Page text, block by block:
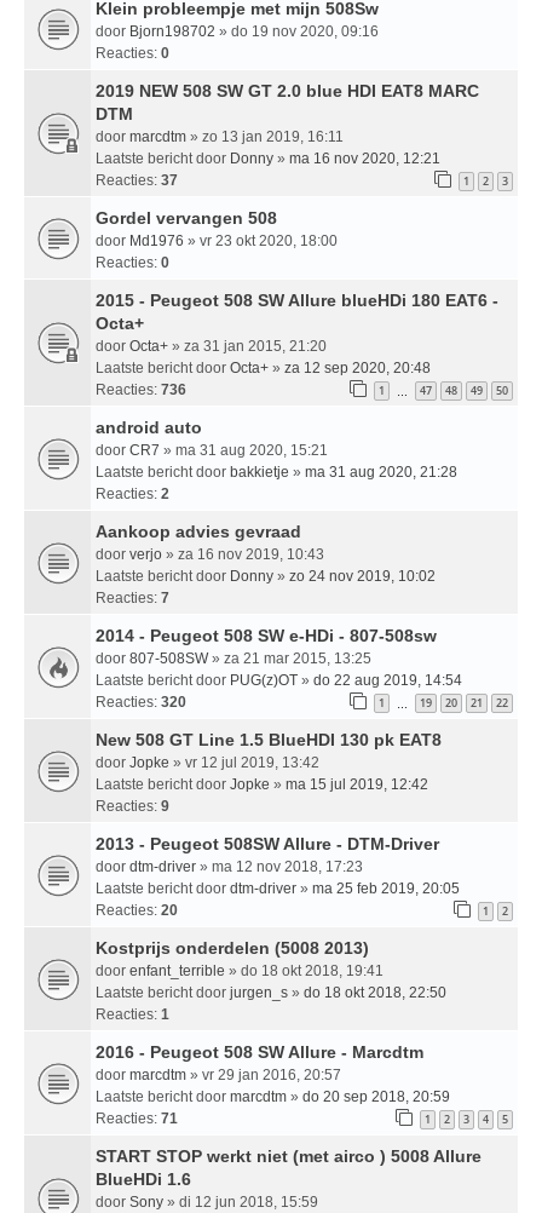
Klein probleempje met mijn 508Sw
door Bjorn198702 » do 19 nov 2020, 09:16
Reacties: 0
2019 NEW 508 SW GT 2.0 blue HDI EAT8 MARC
DTM
door marcdtm » zo 13 jan 2019, 16:11
Laatste bericht door Donny » ma 16 nov 2020, 12:21
Reacties: 37 1 2 3
Gordel vervangen 508
door Md1976 » vr 23 okt 2020, 18:00
Reacties: 0
2015 - Peugeot 508 SW Allure blueHDi 180 EAT6 -
Octa+
door Octa+ » za 31 jan 2015, 21:20
Laatste bericht door Octa+ » za 12 sep 2020, 20:48
Reacties: 736 1 … 47 48 49 50
android auto
door CR7 » ma 31 aug 2020, 15:21
Laatste bericht door bakkietje » ma 31 aug 2020, 21:28
Reacties: 2
Aankoop advies gevraad
door verjo » za 16 nov 2019, 10:43
Laatste bericht door Donny » zo 24 nov 2019, 10:02
Reacties: 7
2014 - Peugeot 508 SW e-HDi - 807-508sw
door 807-508SW» za 21 mar 2015, 13:25
Laatste bericht door PUG(z)OT » do 22 aug 2019, 14:54
Reacties: 320 1 … 19 20 21 22
New 508 GT Line 1.5 BlueHDI 130 pk EAT8
door Jopke » vr 12 jul 2019, 13:42
Laatste bericht door Jopke » ma 15 jul 2019, 12:42
Reacties: 9
2013 - Peugeot 508SW Allure - DTM-Driver
door dtm-driver » ma 12 nov 2018, 17:23
Laatste bericht door dtm-driver » ma 25 feb 2019, 20:05
Reacties: 20 1 2
Kostprijs onderdelen (5008 2013)
door enfant_terrible » do 18 okt 2018, 19:41
Laatste bericht door jurgen_s » do 18 okt 2018, 22:50
Reacties: 1
2016 - Peugeot 508 SW Allure - Marcdtm
door marcdtm » vr 29 jan 2016, 20:57
Laatste bericht door marcdtm » do 20 sep 2018, 20:59
Reacties: 71 1 2 3 4 5
START STOP werkt niet (met airco ) 5008 Allure
BlueHDi 1.6
door Sony » di 12 jun 2018, 15:59